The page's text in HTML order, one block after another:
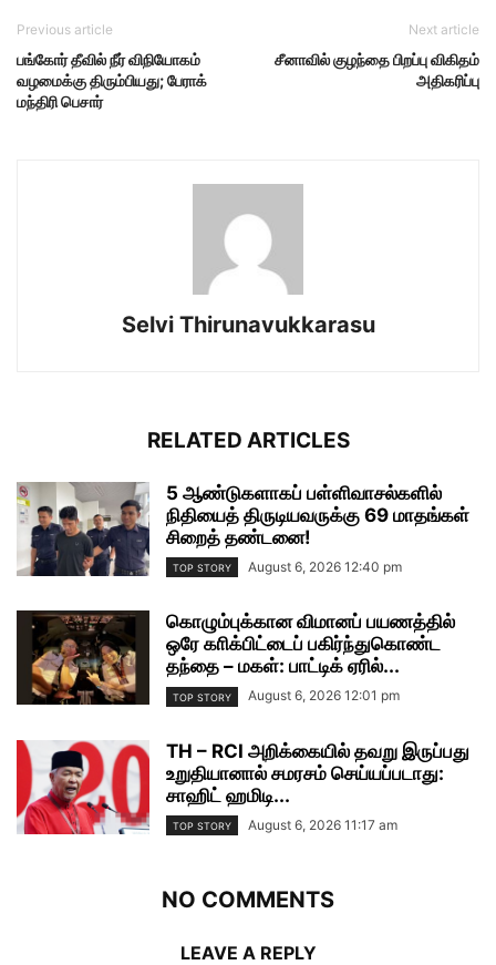
Previous article
பங்கோர் தீவில் நீர் விநியோகம்
வழமைக்கு திரும்பியது; பேராக்
மந்திரி பெசார்
Next article
சீனாவில் குழந்தை பிறப்பு விகிதம்
அதிகரிப்பு
Selvi Thirunavukkarasu
RELATED ARTICLES
5 ஆண்டுகளாகப் பள்ளிவாசல்களில்
நிதியைத் திருடியவருக்கு 69 மாதங்கள்
சிறைத் தண்டனை!
TOP STORY August 6, 2026 12:40 pm
கொழும்புக்கான விமானப் பயணத்தில்
ஒரே காிக்பிட்டைப் பகிர்ந்துகொண்ட
தந்தை – மகள்: பாட்டிக் ஏரில்...
TOP STORY August 6, 2026 12:01 pm
TH – RCI அறிக்கையில் தவறு இருப்பது
உறுதியானால் சமரசம் செய்யப்படாது:
சாஹிட் ஹமிடி...
TOP STORY August 6, 2026 11:17 am
NO COMMENTS
LEAVE A REPLY